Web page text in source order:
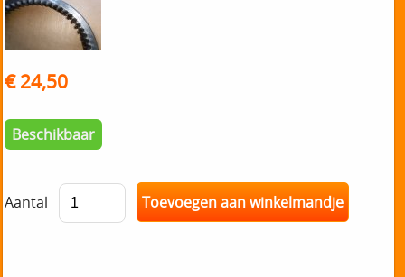
€ 24,50
Beschikbaar
Aantal